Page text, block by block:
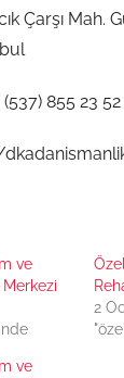
Çarşı Mah.
855 23 52
ve
2
ve